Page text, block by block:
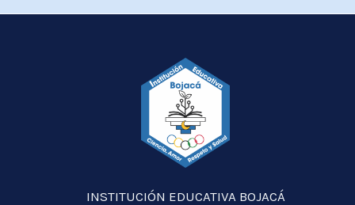
INSTITUCIÓN EDUCATIVA BOJACÁ